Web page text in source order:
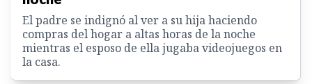
El padre se indignó al ver a su hija haciendo
compras del hogar a altas horas de la noche
mientras el esposo de ella jugaba videojuegos en
la casa.